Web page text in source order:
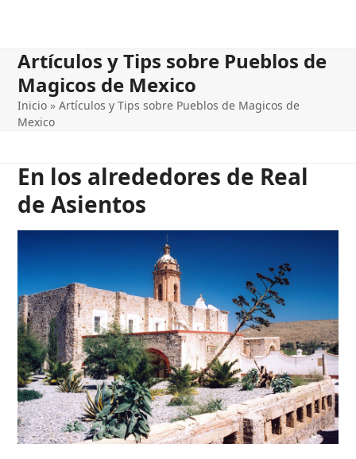
Artículos y Tips sobre Pueblos de
Magicos de Mexico
Inicio »Artículos y Tips sobre Pueblos de Magicos de
Mexico
En los alrededores de Real
de Asientos